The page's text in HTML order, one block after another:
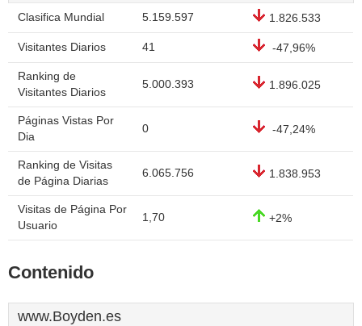
Clasifica Mundial 5.159.597 1.826.533
Visitantes Diarios 41 -47,96%
Ranking de
Visitantes Diarios
5.000.393 1.896.025
Páginas Vistas Por
Dia
0 -47,24%
Ranking de Visitas
de Página Diarias
6.065.756 1.838.953
Visitas de Página Por
Usuario
1,70 +2%
Contenido
www.Boyden.es